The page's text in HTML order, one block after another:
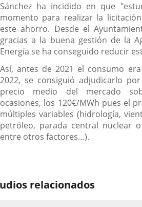
Sánchez ha incidido en que
momento para realizar la
este ahorro. Desde el
gracias a la buena gestión de la
Energía se ha conseguido reducir
Así, antes de 2021 el consumo
2022, se consiguió adjudicarlo
precio medio del mercado
ocasiones, los 120€/MWh pues el
múltiples variables (hidrología,
petróleo, parada central nuclear
entre otros factores…).
relacionados